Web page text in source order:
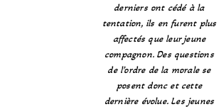
derniers ont cédé à la
tentation, ils en furent plus
affectés que leur jeune
compagnon. Des questions
de l’ordre de la morale se
posent donc et cette
dernière évolue. Les jeunes